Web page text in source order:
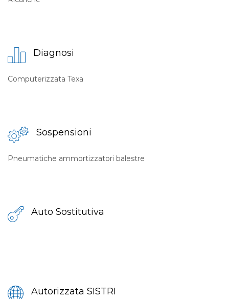
Diagnosi
Computerizzata Texa
Sospensioni
Pneumatiche ammortizzatori balestre
Auto Sostitutiva
Autorizzata SISTRI